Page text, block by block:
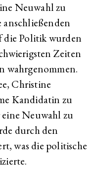
Neuwahl zu
anschließenden
die Politik wurden
Zeiten
wahrgenommen.
Christine
Kandidatin zu
Neuwahl zu
durch den
was die politische